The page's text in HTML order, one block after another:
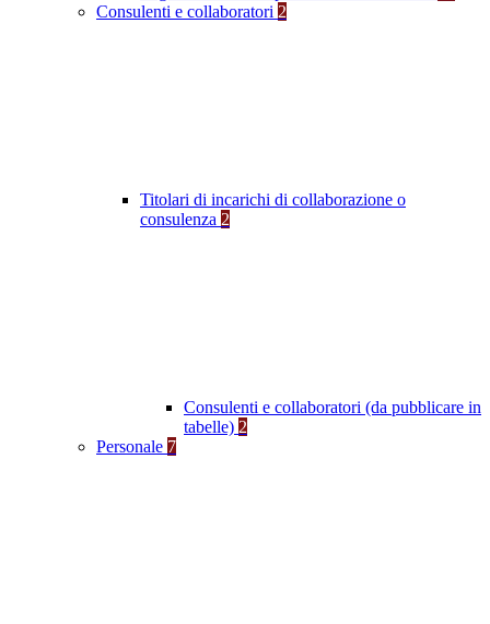
Consulenti e collaboratori 2
Titolari di incarichi di collaborazione o
consulenza 2
Consulenti e collaboratori (da pubblicare in
tabelle) 2
Personale 7